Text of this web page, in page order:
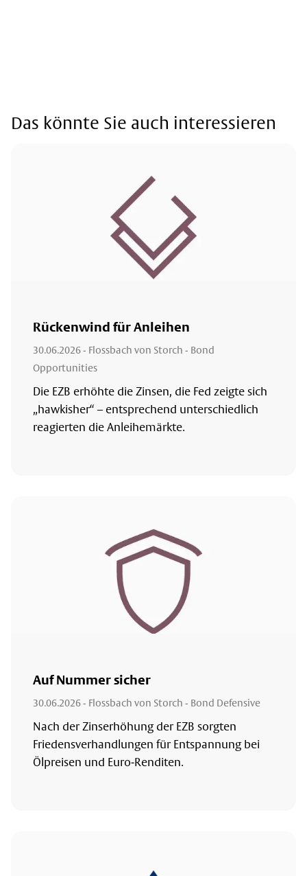
Das könnte Sie auch interessieren
Rückenwind für Anleihen
30.06.2026- Flossbach von Storch - Bond
Opportunities
Die EZB erhöhte die Zinsen, die Fed zeigte sich
„hawkisher“ – entsprechend unterschiedlich
reagierten die Anleihemärkte.
Auf Nummer sicher
30.06.2026- Flossbach von Storch - Bond Defensive
Nach der Zinserhöhung der EZB sorgten
Friedensverhandlungen für Entspannung bei
Ölpreisen und Euro-Renditen.